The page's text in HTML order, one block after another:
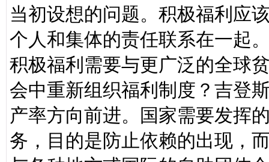
当初设想的问题。积极福利应
个人和集体的责任联系在一起
积极福利需要与更广泛的全球
会中重新组织福利制度？吉登
产率方向前进。国家需要发挥
务，目的是防止依赖的出现，